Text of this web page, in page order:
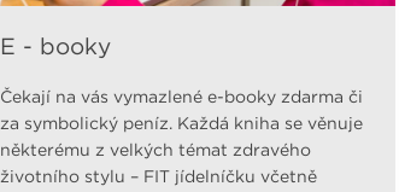
E - booky
Čekají na vás vymazlené e-booky zdarma či
za symbolický peníz. Každá kniha se věnuje
některému z velkých témat zdravého
životního stylu – FIT jídelníčku včetně